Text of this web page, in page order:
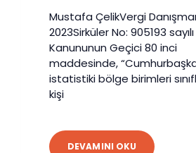
Mustafa ÇelikVergi
2023Sirküler No: 905193
Kanununun Geçici 80 inci
maddesinde,
istatistiki bölge birimleri
kişi
DEVAMINI OKU